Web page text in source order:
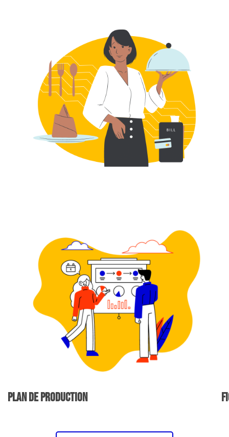
plan de production